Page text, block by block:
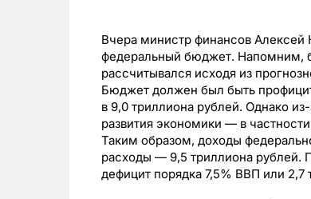
Вчера министр финансов
федеральный бюджет. Напомним,
рассчитывался исходя из
Бюджет должен был быть
в 9,0 триллиона рублей. Однако
развития экономики — в
Таким образом, доходы
расходы — 9,5 триллиона рублей.
дефицит порядка 7,5% ВВП или 2,7